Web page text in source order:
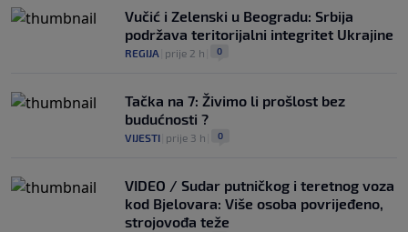
Vučić i Zelenski u Beogradu: Srbija
podržava teritorijalni integritet Ukrajine
REGIJA prije 2 h 0
Tačka na 7: Živimo li prošlost bez
budućnosti ?
VIJESTI prije 3 h 0
VIDEO / Sudar putničkog i teretnog voza
kod Bjelovara: Više osoba povrijeđeno,
strojovođa teže